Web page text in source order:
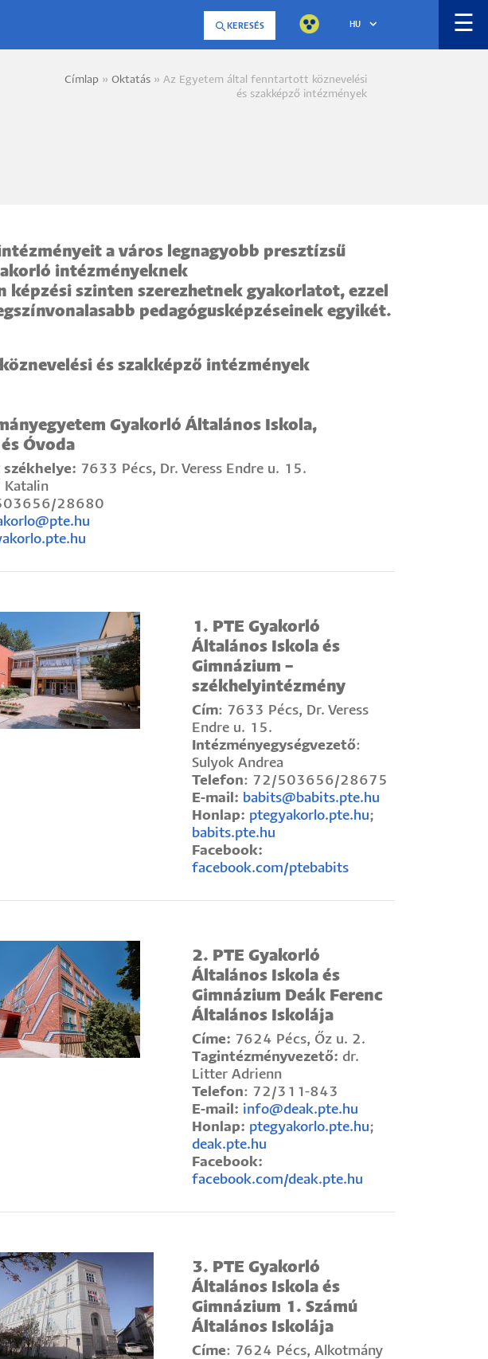
KERESÉS HU ☰
Morzsa
Címlap Oktatás
Az Egyetem által fenntartott köznevelési
és szakképző intézmények
a város legnagyobb presztízsű
intézményeknek
képzési szinten szerezhetnek gyakorlatot, ezzel
pedagógusképzéseinek egyikét.
és szakképző intézmények
Gyakorló Általános Iskola,
Óvoda
székhelye: 7633 Pécs, Dr. Veress Endre u. 15.
Katalin
28680
1. PTE Gyakorló
Általános Iskola és
Gimnázium –
székhelyintézmény
Cím: 7633 Pécs, Dr. Veress
Endre u. 15.
Intézményegységvezető:
Sulyok Andrea
Telefon: 72/503656/28675
E-mail: babits@babits.pte.hu
Honlap: ptegyakorlo.pte.hu;
babits.pte.hu
Facebook:
facebook.com/ptebabits
2. PTE Gyakorló
Általános Iskola és
Gimnázium Deák Ferenc
Általános Iskolája
Címe: 7624 Pécs, Őz u. 2.
Tagintézményvezető: dr.
Litter Adrienn
Telefon: 72/311-843
E-mail: info@deak.pte.hu
Honlap: ptegyakorlo.pte.hu;
deak.pte.hu
Facebook:
facebook.com/deak.pte.hu
3. PTE Gyakorló
Általános Iskola és
Gimnázium 1. Számú
Általános Iskolája
Címe: 7624 Pécs, Alkotmány